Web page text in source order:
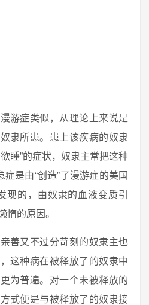
游症类似，从理论上来说是
隶所患。患上该疾病的奴隶
睡”的症状，奴隶主常把这种
症是由“创造”了漫游症的美国
现的，由奴隶的血液变质引
惰的原因。
善又不过分苛刻的奴隶主也
这种病在被释放了的奴隶中
为普遍。对一个未被释放的
式便是与被释放了的奴隶接